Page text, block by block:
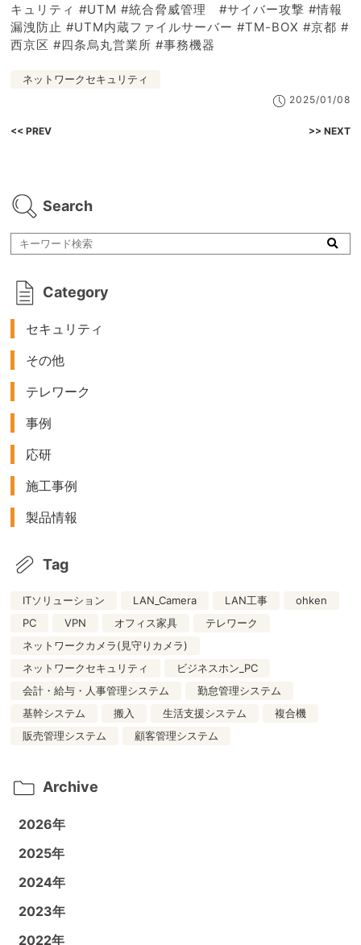
キュリティ #UTM #統合脅威管理 #サイバー攻撃 #情報
漏洩防止 #UTM内蔵ファイルサーバー #TM-BOX #京都 #
西京区 #四条烏丸営業所 #事務機器
ネットワークセキュリティ
2025/01/08
<< PREV >> NEXT
Search
Category
セキュリティ
その他
テレワーク
事例
応研
施工事例
製品情報
Tag
ITソリューション LAN_Camera LAN工事
ohken
PC
VPN オフィス家具
テレワーク
ネットワークカメラ(見守りカメラ)
ネットワークセキュリティ
ビジネスホン_PC
会計・給与・人事管理システム
勤怠管理システム
基幹システム
搬入 生活支援システム
複合機
販売管理システム
顧客管理システム
Archive
2026年
2025年
2024年
2023年
2022年